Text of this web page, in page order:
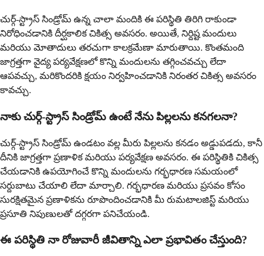
చుర్గ్-స్ట్రాస్ సిండ్రోమ్ ఉన్న చాలా మందికి ఈ పరిస్థితి తిరిగి రాకుండా
నిరోధించడానికి దీర్ఘకాలిక చికిత్స అవసరం. అయితే, నిర్దిష్ట మందులు
మరియు మోతాదులు తరచుగా కాలక్రమేణా మారుతాయి. కొంతమంది
జాగ్రత్తగా వైద్య పర్యవేక్షణలో కొన్ని మందులను తగ్గించవచ్చు లేదా
ఆపవచ్చు, మరికొందరికి క్షయం నిర్వహించడానికి నిరంతర చికిత్స అవసరం
కావచ్చు.
నాకు చుర్గ్-స్ట్రాస్ సిండ్రోమ్ ఉంటే నేను పిల్లలను కనగలనా?
చుర్గ్-స్ట్రాస్ సిండ్రోమ్ ఉండటం వల్ల మీరు పిల్లలను కనడం అడ్డుపడదు, కానీ
దీనికి జాగ్రత్తగా ప్రణాళిక మరియు పర్యవేక్షణ అవసరం. ఈ పరిస్థితికి చికిత్స
చేయడానికి ఉపయోగించే కొన్ని మందులను గర్భధారణ సమయంలో
సర్దుబాటు చేయాలి లేదా మార్చాలి. గర్భధారణ మరియు ప్రసవం కోసం
సురక్షితమైన ప్రణాళికను రూపొందించడానికి మీ రుమటాలజిస్ట్ మరియు
ప్రసూతి నిపుణులతో దగ్గరగా పనిచేయండి.
ఈ పరిస్థితి నా రోజువారీ జీవితాన్ని ఎలా ప్రభావితం చేస్తుంది?